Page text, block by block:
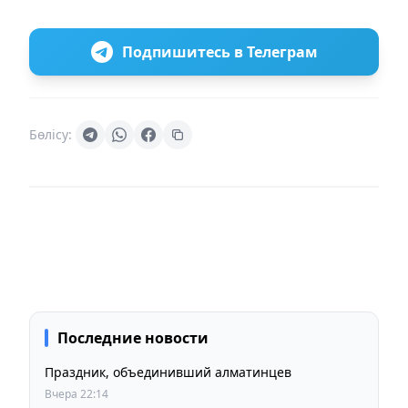
Подпишитесь в Телеграм
Бөлісу:
Последние новости
Праздник, объединивший алматинцев
Вчера 22:14